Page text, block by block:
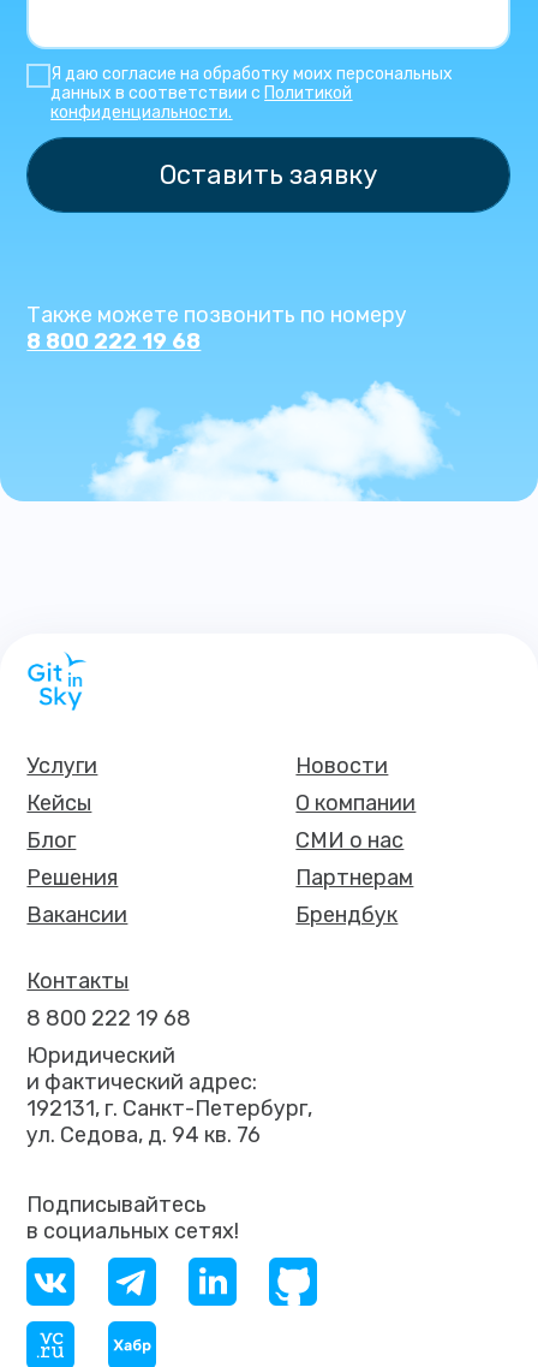
Также можете позвонить по номеру
8 800 222 19 68
Я даю согласие на обработку моих персональных
данных в соответствии с Политикой
конфиденциальности.
Оставить заявку
Брендбук
Партнерам
СМИ о нас
О компании
Новости
Вакансии
Решения
Блог
Кейсы
Услуги
Юридический
и фактический адрес:
192131, г. Санкт-Петербург,
ул. Седова, д. 94 кв. 76
8 800 222 19 68
Подписывайтесь
в социальных сетях!
Контакты